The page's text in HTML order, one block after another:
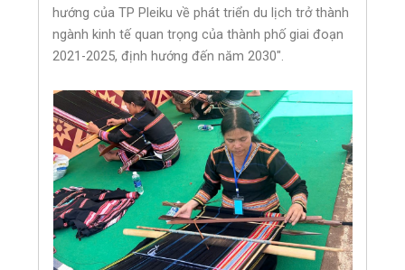
hướng của TP Pleiku về phát triển du lịch trở thành
ngành kinh tế quan trọng của thành phố giai đoạn
2021-2025, định hướng đến năm 2030″.